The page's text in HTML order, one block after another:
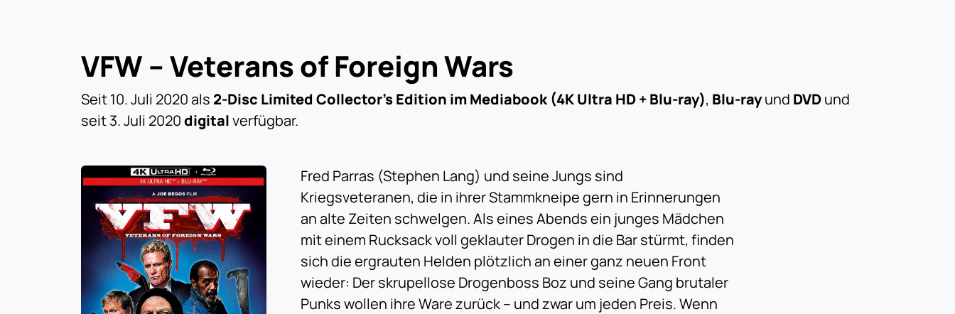
VFW – Veterans of Foreign Wars
Seit 10. Juli 2020 als 2-Disc Limited Collector's Edition im Mediabook (4K Ultra HD + Blu-ray), Blu-rayund DVDund
seit 3. Juli 2020digitalverfügbar.
Fred Parras (Stephen Lang) und seine Jungs sind
Kriegsveteranen, die in ihrer Stammkneipe gern in Erinnerungen
an alte Zeiten schwelgen. Als eines Abends ein junges Mädchen
mit einem Rucksack voll geklauter Drogen in die Bar stürmt, finden
sich die ergrauten Helden plötzlich an einer ganz neuen Front
wieder: Der skrupellose Drogenboss Boz und seine Gang brutaler
Punks wollen ihre Ware zurück – und zwar um jeden Preis. Wenn